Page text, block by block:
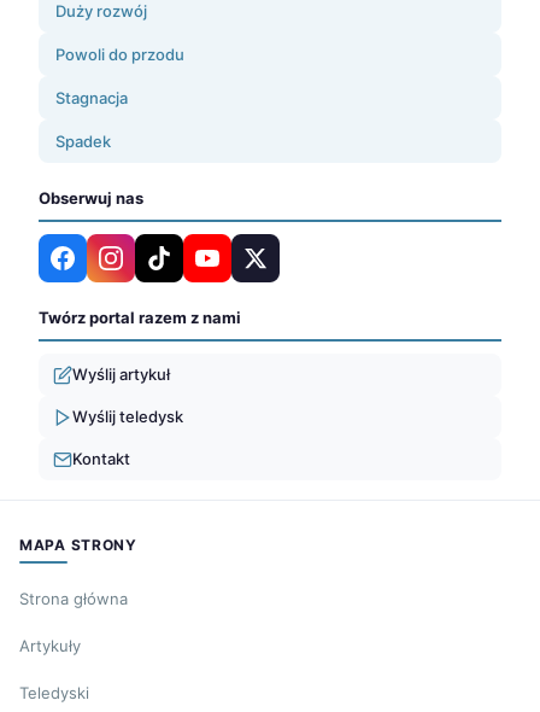
Duży rozwój
Powoli do przodu
Stagnacja
Spadek
Obserwuj nas
Twórz portal razem z nami
Wyślij artykuł
Wyślij teledysk
Kontakt
MAPA STRONY
Strona główna
Artykuły
Teledyski